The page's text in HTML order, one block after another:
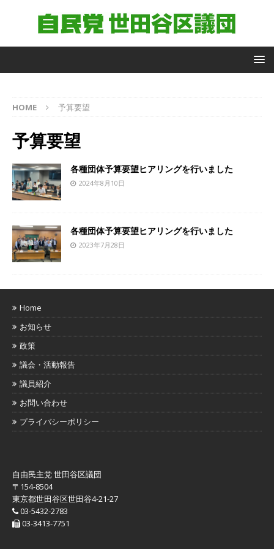
HOME 予算要望
予算要望
各種団体予算要望ヒアリングを行いました
2024年8月10日
各種団体予算要望ヒアリングを行いました
2023年7月28日
自
主
党
世
田
谷
区
団
議
員
Home
お知らせ
政策
議会・活動報告
議員紹介
お問い合わせ
プライバシーポリシー
自由民主党 世田谷区議団
〒154-8504
東京都世田谷区世田谷4-21-27
03-5432-2783
03-3413-7751